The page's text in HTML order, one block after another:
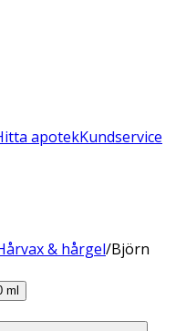
apotekKundservice
& hårgel/Björn